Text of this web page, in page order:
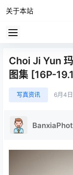
关于本站
Choi Ji Yun
图集 [16P-
写真资讯 6月4日